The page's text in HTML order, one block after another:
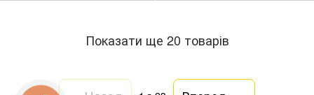
Показати ще 20 товарів